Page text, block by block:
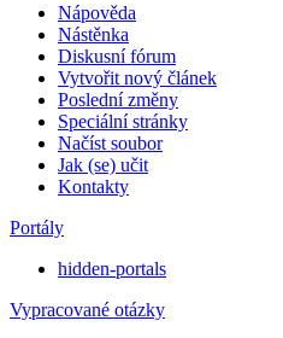
Nápověda
Nástěnka
Diskusní fórum
Vytvořit nový článek
Poslední změny
Speciální stránky
Načíst soubor
Jak (se) učit
Kontakty
Portály
hidden-portals
Vypracované otázky